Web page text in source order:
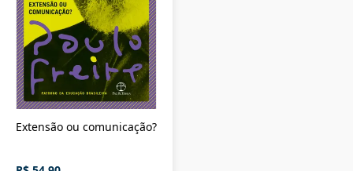
Extensão ou comunicação?